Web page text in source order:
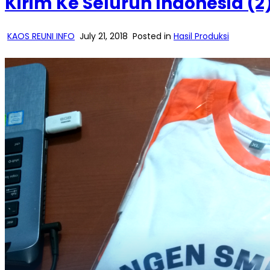
KAOS REUNI INFO July 21, 2018 Posted in Hasil Produksi